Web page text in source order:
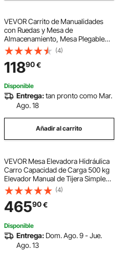
VEVOR Carrito de Manualidades
con Ruedas y Mesa de
Almacenamiento, Mesa Plegable
con Lados Plegables, 20 Soportes
para Rollos de Vinilo y 3 Cajones,
Compatible con Máquinas, Negro
(4)
11890€
Disponible
Entrega:tan pronto como Mar.
Ago. 18
Añadir al carrito
VEVOR Mesa Elevadora Hidráulica
Carro Capacidad de Carga 500 kg
Elevador Manual de Tijera Simple
Altura de Elevación 900 mm 4
Ruedas Cojín Antideslizante para
Manipulación Transporte
(4)
46590€
Disponible
Entrega: Dom. Ago. 9 - Jue.
Ago. 13